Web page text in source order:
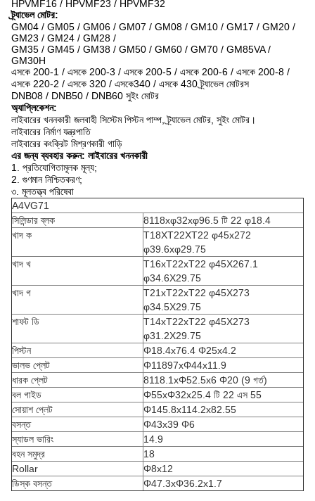
HPVMF16 / HPVMF23 / HPVMF32
ট্র্যাভেল মোটর:
GM04 / GM05 / GM06 / GM07 / GM08 / GM10 / GM17 / GM20 /
GM23 / GM24 / GM28 /
GM35 / GM45 / GM38 / GM50 / GM60 / GM70 / GM85VA /
GM30H
এসকে 200-1 / এসকে 200-3 / এসকে 200-5 / এসকে 200-6 / এসকে 200-8 /
এসকে 220-2 / এসকে 320 / এসকে340 / এসকে 430 ট্র্যাভেল মোটরস
DNB08 / DNB50 / DNB60 সুইং মোটর
অ্যাপ্লিকেশন:
লাইবারের খননকারী জলবাহী সিস্টেম পিস্টন পাম্প, ট্র্যাভেল মোটর, সুইং মোটর।
লাইবারের নির্মাণ যন্ত্রপাতি
লাইবারের কংক্রিট মিশ্রণকারী গাড়ি
এর জন্য ব্যবহার করুন: লাইবারের খননকারী
1. প্রতিযোগিতামূলক মূল্য;
2. গুণমান নিশ্চিতকরণ;
৩. মূলতত্ত্ব পরিষেবা
A4VG71
সিলিন্ডার ব্লক
8118xφ32xφ96.5 টি 22 φ18.4
খাদ ক
T18XT22XT22 φ45x272
φ39.6xφ29.75
খাদ খ
T16xT22xT22 φ45X267.1
φ34.6X29.75
খাদ গ
T21xT22xT22 φ45X273
φ34.5X29.75
শাফট ডি
T14xT22xT22 φ45X273
φ31.2X29.75
পিস্টন
Φ18.4x76.4 Φ25x4.2
ভালভ প্লেট
Φ11897xΦ44x11.9
ধারক প্লেট
8118.1xΦ52.5x6 Φ20 (9 গর্ত)
বল গাইড
Φ55xΦ32x25.4 টি 22 এস 55
সোয়াশ প্লেট
Φ145.8x114.2x82.55
বসন্ত
Φ43x39 Φ6
স্যাডল ভারিং
14.9
বহন সমুদ্র
18
Rollar
Φ8x12
ডিস্ক বসন্ত
Φ47.3xΦ36.2x1.7